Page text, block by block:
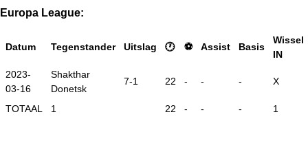
Europa League:
Datum Tegenstander Uitslag 🕐 ⚽ Assist Basis
Wissel
IN
2023-
03-16
Shakthar
Donetsk
7-1 22 - - - X
TOTAAL 1 22 - - - 1